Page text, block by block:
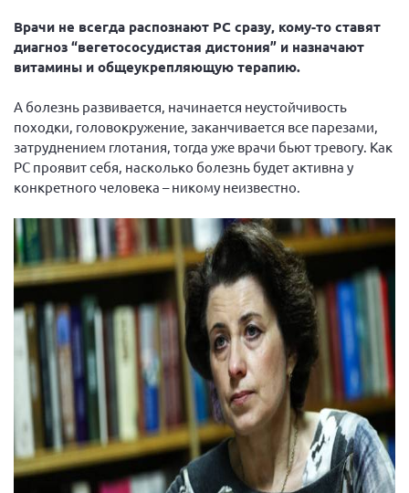
Врачи не всегда распознают РС сразу, кому-то ставят
диагноз “вегетососудистая дистония” и назначают
витамины и общеукрепляющую терапию.
А болезнь развивается, начинается неустойчивость
походки, головокружение, заканчивается все парезами,
затруднением глотания, тогда уже врачи бьют тревогу. Как
РС проявит себя, насколько болезнь будет активна у
конкретного человека – никому неизвестно.